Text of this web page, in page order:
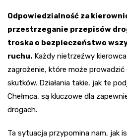
Odpowiedzialność za
przestrzeganie przepisów
troska o bezpieczeństwo
ruchu. Każdy nietrzeźwy
zagrożenie, które może
skutków. Działania takie, jak te
Chełmca, są kluczowe dla
drogach.
Ta sytuacja przypomina nam, jak